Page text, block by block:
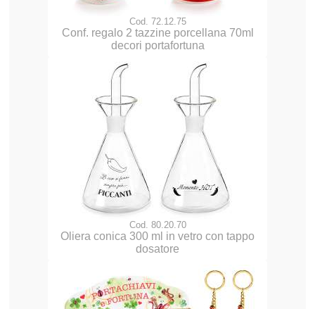
Cod. 72.12.75
Conf. regalo 2 tazzine porcellana 70ml
decori portafortuna
Cod. 80.20.70
Oliera conica 300 ml in vetro con tappo
dosatore